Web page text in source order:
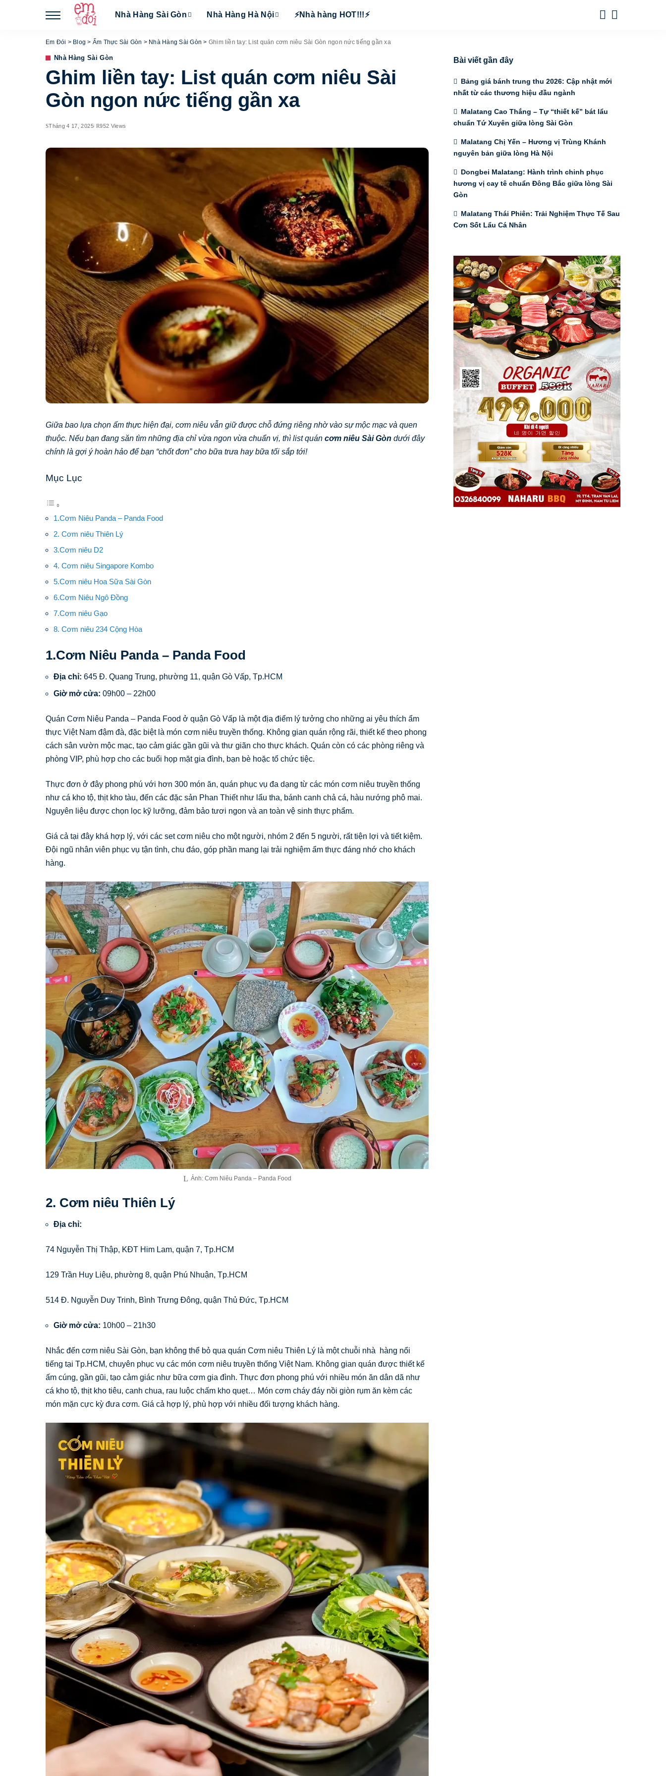
Nhà Hàng Sài Gòn Nhà Hàng Hà Nội ⚡Nhà hàng HOT!!!⚡
Em Đói > Blog > Ẩm Thực Sài Gòn > Nhà Hàng Sài Gòn > Ghim liền tay: List quán cơm niêu Sài Gòn ngon nức tiếng gần xa
Nhà Hàng Sài Gòn
Ghim liền tay: List quán cơm niêu Sài
Gòn ngon nức tiếng gần xa
Tháng 4 17, 2025 952 Views
Giữa bao lựa chọn ẩm thực hiện đại, cơm niêu vẫn giữ được chỗ đứng riêng nhờ vào sự mộc mạc và quen
thuộc. Nếu bạn đang săn tìm những địa chỉ vừa ngon vừa chuẩn vị, thì list quán cơm niêu Sài Gòn dưới đây
chính là gợi ý hoàn hảo để bạn “chốt đơn” cho bữa trưa hay bữa tối sắp tới!
Mục Lục
1.Cơm Niêu Panda – Panda Food
2. Cơm niêu Thiên Lý
3.Cơm niêu D2
4. Cơm niêu Singapore Kombo
5.Cơm niêu Hoa Sữa Sài Gòn
6.Cơm Niêu Ngô Đồng
7.Cơm niêu Gạo
8. Cơm niêu 234 Cộng Hòa
1.Cơm Niêu Panda – Panda Food
Địa chỉ: 645 Đ. Quang Trung, phường 11, quận Gò Vấp, Tp.HCM
Giờ mở cửa: 09h00 – 22h00
Quán Cơm Niêu Panda – Panda Food ở quận Gò Vấp là một địa điểm lý tưởng cho những ai yêu thích ẩm
thực Việt Nam đậm đà, đặc biệt là món cơm niêu truyền thống. Không gian quán rộng rãi, thiết kế theo phong
cách sân vườn mộc mạc, tạo cảm giác gần gũi và thư giãn cho thực khách. Quán còn có các phòng riêng và
phòng VIP, phù hợp cho các buổi họp mặt gia đình, bạn bè hoặc tổ chức tiệc.
Thực đơn ở đây phong phú với hơn 300 món ăn, quán phục vụ đa dạng từ các món cơm niêu truyền thống
như cá kho tộ, thịt kho tàu, đến các đặc sản Phan Thiết như lẩu tha, bánh canh chả cá, hàu nướng phô mai.
Nguyên liệu được chọn lọc kỹ lưỡng, đảm bảo tươi ngon và an toàn vệ sinh thực phẩm.
Giá cả tại đây khá hợp lý, với các set cơm niêu cho một người, nhóm 2 đến 5 người, rất tiện lợi và tiết kiệm.
Đội ngũ nhân viên phục vụ tận tình, chu đáo, góp phần mang lại trải nghiệm ẩm thực đáng nhớ cho khách
hàng.
Ảnh: Cơm Niêu Panda – Panda Food
2. Cơm niêu Thiên Lý
Địa chỉ:
74 Nguyễn Thị Thập, KĐT Him Lam, quận 7, Tp.HCM
129 Trần Huy Liệu, phường 8, quận Phú Nhuận, Tp.HCM
514 Đ. Nguyễn Duy Trinh, Bình Trưng Đông, quận Thủ Đức, Tp.HCM
Giờ mở cửa: 10h00 – 21h30
Nhắc đến cơm niêu Sài Gòn, bạn không thể bỏ qua quán Cơm niêu Thiên Lý là một chuỗi nhà hàng nổi
tiếng tại Tp.HCM, chuyên phục vụ các món cơm niêu truyền thống Việt Nam. Không gian quán được thiết kế
ấm cúng, gần gũi, tạo cảm giác như bữa cơm gia đình. Thực đơn phong phú với nhiều món ăn dân dã như
cá kho tộ, thịt kho tiêu, canh chua, rau luộc chấm kho quẹt… Món cơm cháy đáy nồi giòn rụm ăn kèm các
món mặn cực kỳ đưa cơm. Giá cả hợp lý, phù hợp với nhiều đối tượng khách hàng.
Bài viết gần đây
Bảng giá bánh trung thu 2026: Cập nhật mới
nhất từ các thương hiệu đầu ngành
Malatang Cao Thắng – Tự “thiết kế” bát lẩu
chuẩn Tứ Xuyên giữa lòng Sài Gòn
Malatang Chị Yến – Hương vị Trùng Khánh
nguyên bản giữa lòng Hà Nội
Dongbei Malatang: Hành trình chinh phục
hương vị cay tê chuẩn Đông Bắc giữa lòng Sài
Gòn
Malatang Thái Phiên: Trải Nghiệm Thực Tế Sau
Cơn Sốt Lẩu Cá Nhân